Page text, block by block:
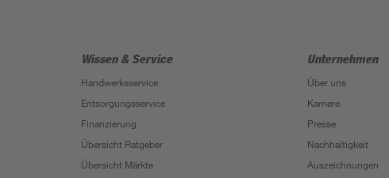
Wissen & Service
Handwerksservice
Entsorgungsservice
Finanzierung
Übersicht Ratgeber
Übersicht Märkte
Unternehmen
Über uns
Karriere
Presse
Nachhaltigkeit
Auszeichnungen